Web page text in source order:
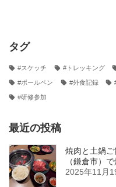
タグ
#スケッチ #トレッキング
#ボールペン #外食記録
#研修参加
最近の投稿
焼肉と土鍋
（鎌倉市）
2025年11月